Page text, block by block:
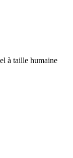
à taille humaine